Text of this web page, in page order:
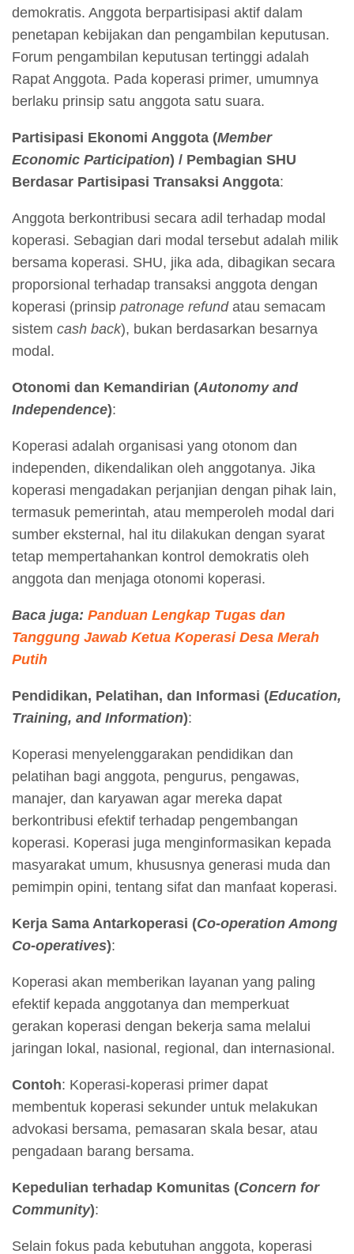
demokratis. Anggota berpartisipasi aktif dalam
penetapan kebijakan dan pengambilan keputusan.
Forum pengambilan keputusan tertinggi adalah
Rapat Anggota. Pada koperasi primer, umumnya
berlaku prinsip satu anggota satu suara.
Partisipasi Ekonomi Anggota (Member
Economic Participation) / Pembagian SHU
Berdasar Partisipasi Transaksi Anggota:
Anggota berkontribusi secara adil terhadap modal
koperasi. Sebagian dari modal tersebut adalah milik
bersama koperasi. SHU, jika ada, dibagikan secara
proporsional terhadap transaksi anggota dengan
koperasi (prinsip patronage refundatau semacam
sistem cash back), bukan berdasarkan besarnya
modal.
Otonomi dan Kemandirian (Autonomy and
Independence):
Koperasi adalah organisasi yang otonom dan
independen, dikendalikan oleh anggotanya. Jika
koperasi mengadakan perjanjian dengan pihak lain,
termasuk pemerintah, atau memperoleh modal dari
sumber eksternal, hal itu dilakukan dengan syarat
tetap mempertahankan kontrol demokratis oleh
anggota dan menjaga otonomi koperasi.
Baca juga: Panduan Lengkap Tugas dan
Tanggung Jawab Ketua Koperasi Desa Merah
Putih
Pendidikan, Pelatihan, dan Informasi (Education,
Training, and Information):
Koperasi menyelenggarakan pendidikan dan
pelatihan bagi anggota, pengurus, pengawas,
manajer, dan karyawan agar mereka dapat
berkontribusi efektif terhadap pengembangan
koperasi. Koperasi juga menginformasikan kepada
masyarakat umum, khususnya generasi muda dan
pemimpin opini, tentang sifat dan manfaat koperasi.
Kerja Sama Antarkoperasi (Co-operation Among
Co-operatives):
Koperasi akan memberikan layanan yang paling
efektif kepada anggotanya dan memperkuat
gerakan koperasi dengan bekerja sama melalui
jaringan lokal, nasional, regional, dan internasional.
Contoh: Koperasi-koperasi primer dapat
membentuk koperasi sekunder untuk melakukan
advokasi bersama, pemasaran skala besar, atau
pengadaan barang bersama.
Kepedulian terhadap Komunitas (Concern for
Community):
Selain fokus pada kebutuhan anggota, koperasi